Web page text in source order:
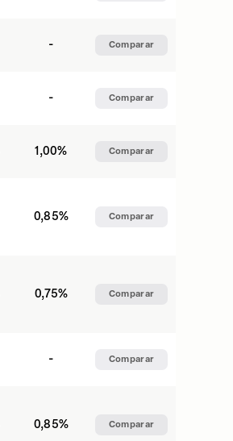
- Comparar
- Comparar
1,00% Comparar
0,85% Comparar
0,75% Comparar
- Comparar
0,85% Comparar